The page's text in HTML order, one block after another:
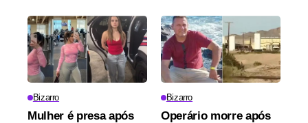
Bizarro
Mulher é presa após
Bizarro
Operário morre após